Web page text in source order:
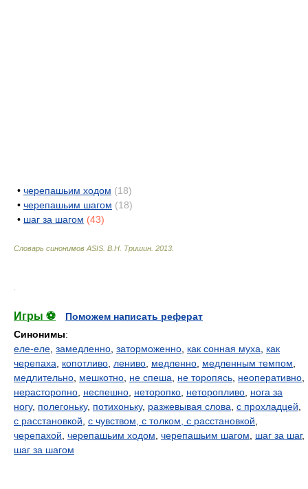
• черепашьим ходом (18)
• черепашьим шагом (18)
• шаг за шагом (43)
Словарь синонимов ASIS. В.Н. Тришин 2013
Игры ⚽
Поможем написать реферат
Синонимы:
еле-еле замедленно заторможенно как сонная муха
как
черепаха
копотливо лениво медленно медленным темпом
медлительно мешкотно не спеша не торопясь неоперативно
нерасторопно неспешно неторопко неторопливо нога за
ногу, полегоньку, потихоньку, разжевывая слова с прохладцей
с расстановкой с чувством, с толком, с расстановкой
черепахой черепашьим ходом черепашьим шагом шаг за шаг,
шаг за шагом